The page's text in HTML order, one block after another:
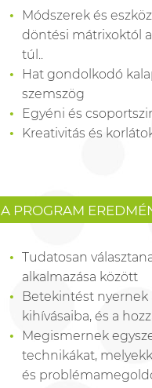
Módszerek és
döntési mátrixoktól
túl..
Hat gondolkodó
szemszög
Egyéni és
Kreativitás és
A PROGRAM
Tudatosan
alkalmazása között
Betekintést
kihívásaiba, és a
Megismernek
technikákat,
és